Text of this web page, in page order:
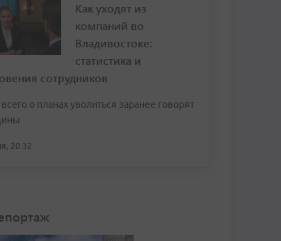
Как уходят из
компаний во
Владивостоке:
статистика и
сотрудников
о планах уволиться заранее говорят
20:32